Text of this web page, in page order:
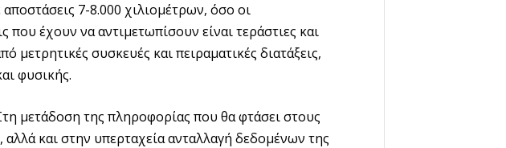
7-8.000 χιλιομέτρων, όσο οι
που έχουν να αντιμετωπίσουν είναι τεράστιες και
μετρητικές συσκευές και πειραματικές διατάξεις,
φυσικής.
μετάδοση της πληροφορίας που θα φτάσει στους
και στην υπερταχεία ανταλλαγή δεδομένων της